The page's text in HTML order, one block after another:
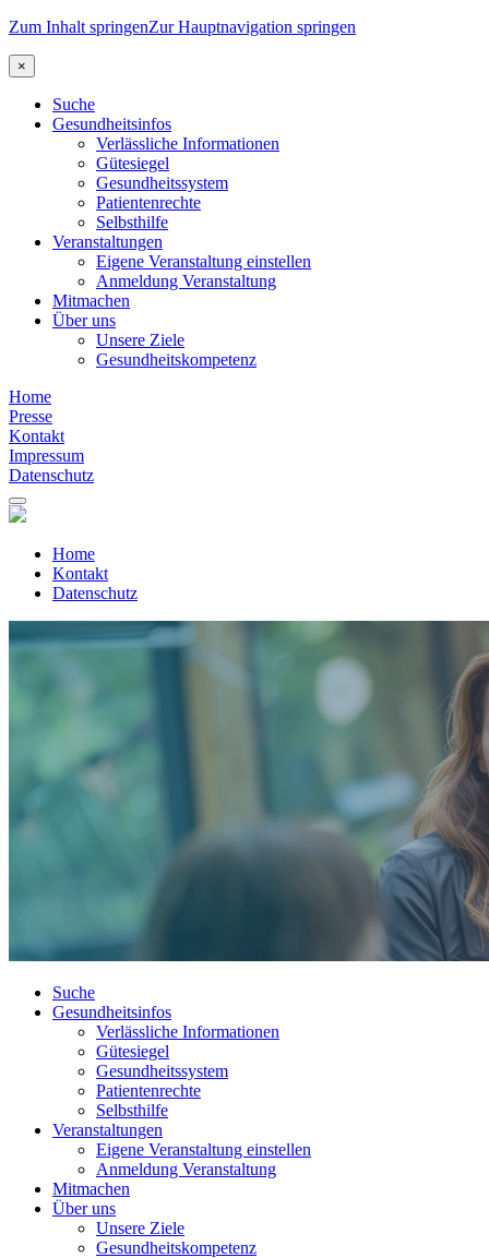
Zum Inhalt springenZur Hauptnavigation springen
×
Suche
Gesundheitsinfos
Verlässliche Informationen
Gütesiegel
Gesundheitssystem
Patientenrechte
Selbsthilfe
Veranstaltungen
Eigene Veranstaltung einstellen
Anmeldung Veranstaltung
Mitmachen
Über uns
Unsere Ziele
Gesundheitskompetenz
Home
Presse
Kontakt
Impressum
Datenschutz
Home
Kontakt
Datenschutz
Suche
Gesundheitsinfos
Verlässliche Informationen
Gütesiegel
Gesundheitssystem
Patientenrechte
Selbsthilfe
Veranstaltungen
Eigene Veranstaltung einstellen
Anmeldung Veranstaltung
Mitmachen
Über uns
Unsere Ziele
Gesundheitskompetenz